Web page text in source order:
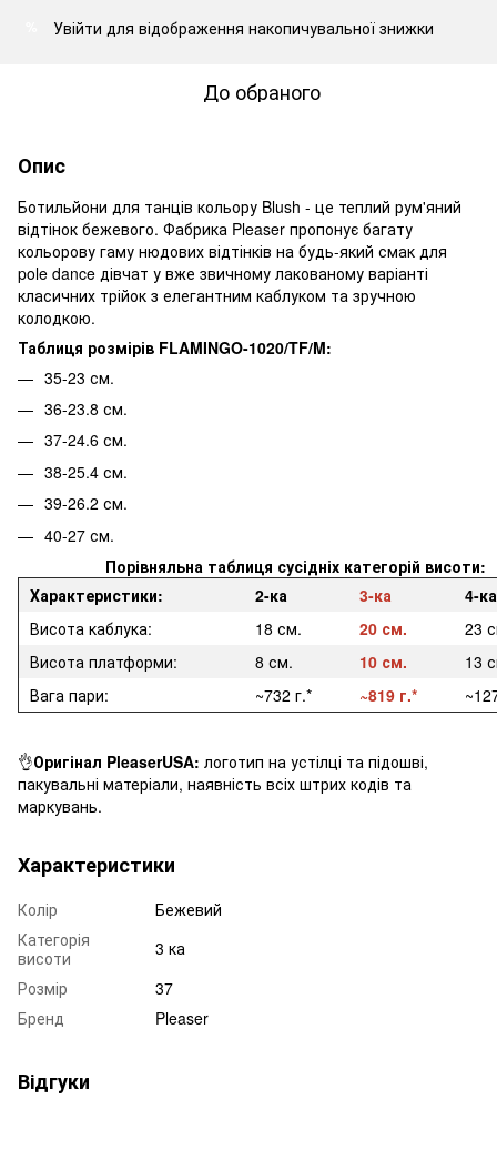
Увійти для відображення накопичувальної знижки
До обраного
Опис
Ботильйони для танців кольору Blush - це теплий рум'яний
відтінок бежевого. Фабрика Pleaser пропонує багату
кольорову гаму нюдових відтінків на будь-який смак для
pole dance дівчат у вже звичному лакованому варіанті
класичних трійок з елегантним каблуком та зручною
колодкою.
Таблиця розмірів FLAMINGO-1020/TF/M:
35-23 см.
36-23.8 см.
37-24.6 см.
38-25.4 см.
39-26.2 см.
40-27 см.
Порівняльна таблиця сусідніх категорій висоти:
Характеристики:
2-ка 3-ка
4-ка
Висота каблука:
18 см. 20 см.
23
Висота платформи:
8 см. 10 см.
13
Вага пари:
~732 г.* ~819 г.*
👌Оригінал PleaserUSA: логотип на устілці та підошві,
пакувальні матеріали, наявність всіх штрих кодів та
маркувань.
Характеристики
Колір
Бежевий
Категорія
висоти
3 ка
Розмір
37
Бренд
Pleaser
Відгуки